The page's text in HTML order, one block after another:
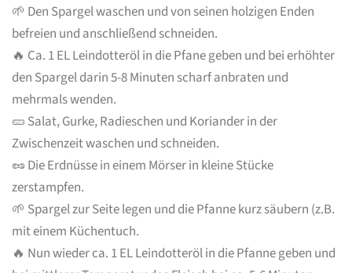
🌱 Den Spargel waschen und von seinen holzigen Enden
befreien und anschließend schneiden.
🔥 Ca. 1 EL Leindotteröl in die Pfane geben und bei erhöhter
den Spargel darin 5-8 Minuten scharf anbraten und
mehrmals wenden.
🥒 Salat, Gurke, Radieschen und Koriander in der
Zwischenzeit waschen und schneiden.
🥜 Die Erdnüsse in einem Mörser in kleine Stücke
zerstampfen.
🌱 Spargel zur Seite legen und die Pfanne kurz säubern (z.B.
mit einem Küchentuch.
🔥 Nun wieder ca. 1 EL Leindotteröl in die Pfanne geben und